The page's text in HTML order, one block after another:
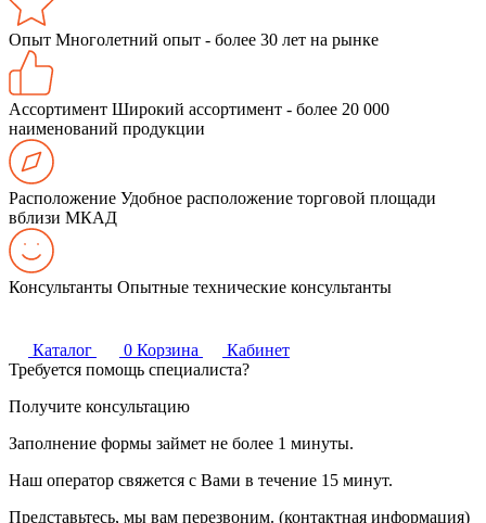
Опыт Многолетний опыт - более 30 лет на рынке
Ассортимент Широкий ассортимент - более 20 000
наименований продукции
Расположение Удобное расположение торговой площади
вблизи МКАД
Консультанты Опытные технические консультанты
Каталог 0 Корзина
Кабинет
Требуется помощь специалиста?
Получите консультацию
Заполнение формы займет не более 1 минуты.
Наш оператор свяжется с Вами в течение 15 минут.
Представьтесь, мы вам перезвоним. (контактная информация)